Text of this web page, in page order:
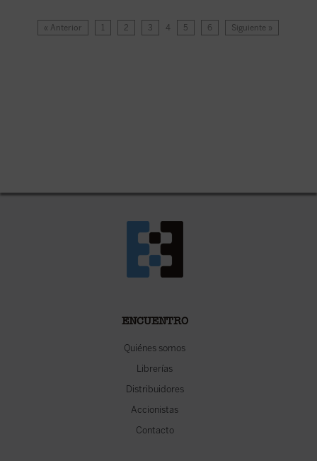
« Anterior 1 2 3 4 5 6 Siguiente »
ENCUENTRO
Quiénes somos
Librerías
Distribuidores
Accionistas
Contacto